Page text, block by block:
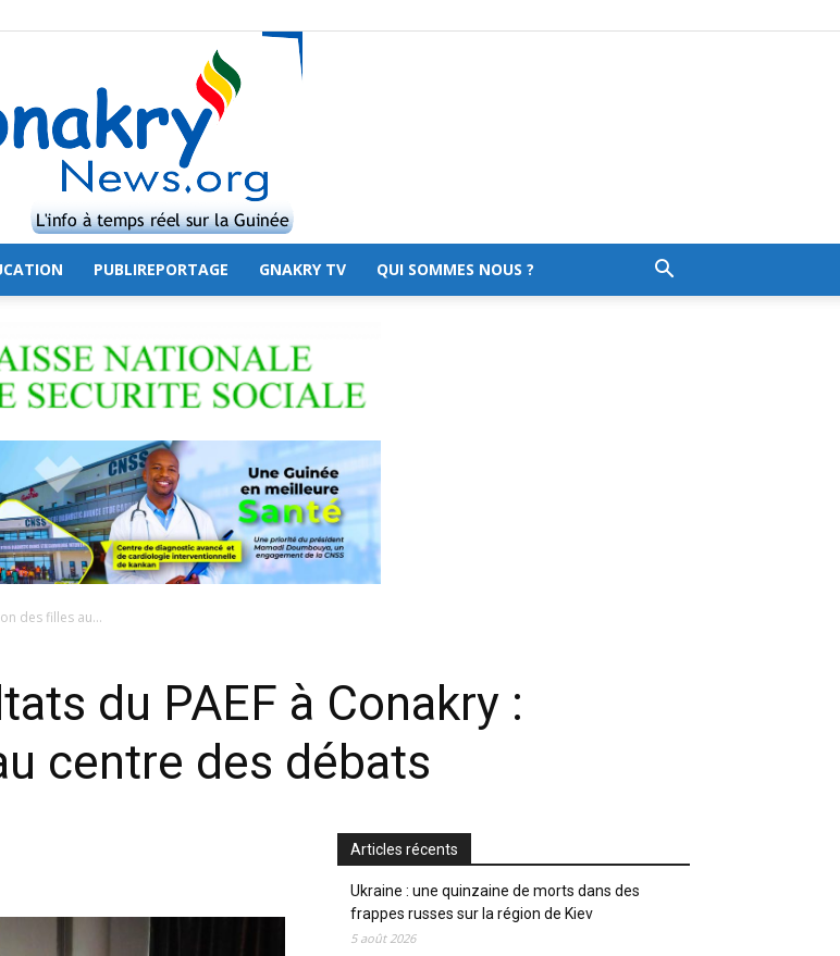
PUBLIREPORTAGE GNAKRY TV QUI SOMMES NOUS ?
des filles au...
du PAEF à Conakry :
centre des débats
Articles récents
Ukraine : une quinzaine de morts dans des
frappes russes sur la région de Kiev
5 août 2026